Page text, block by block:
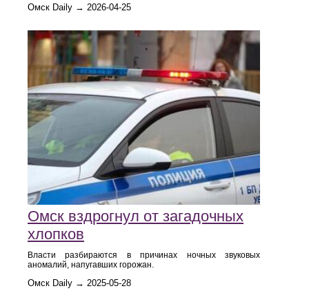
Омск Daily → 2026-04-25
Омск вздрогнул от загадочных
хлопков
Власти разбираются в причинах ночных звуковых
аномалий, напугавших горожан.
Омск Daily → 2025-05-28